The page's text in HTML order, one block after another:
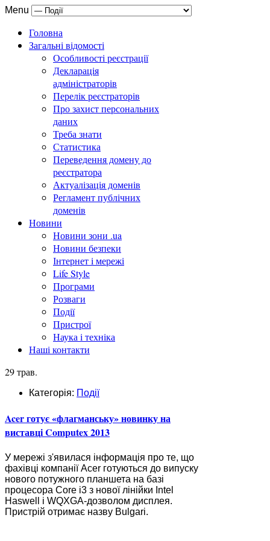
Menu
Головна
Загальні відомості
Особливості реєстрації
Декларація
адміністраторів
Перелік реєстраторів
Про захист персональних
даних
Треба знати
Статистика
Переведення домену до
реєстратора
Актуалізація доменів
Регламент публічних
доменів
Новини
Новини зони .ua
Новини безпеки
Інтернет і мережі
Life Style
Програми
Розваги
Події
Пристрої
Наука і техніка
Наші контакти
29 трав.
Категорія: Події
Acer готує «флагманську» новинку на
виставці Computex 2013
У мережі з'явилася інформація про те, що
фахівці компанії Acer готуються до випуску
нового потужного планшета на базі
процесора Core i3 з нової лінійки Intel
Haswell і WQXGA-дозволом дисплея.
Пристрій отримає назву Bulgari.